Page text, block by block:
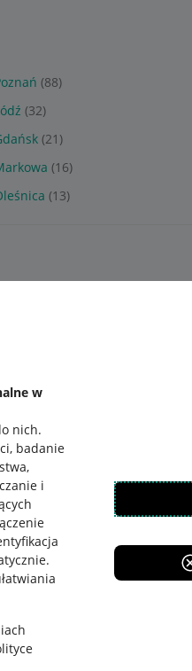
w
nich.
badanie
i
.
(88)
(32)
(21)
(16)
(13)